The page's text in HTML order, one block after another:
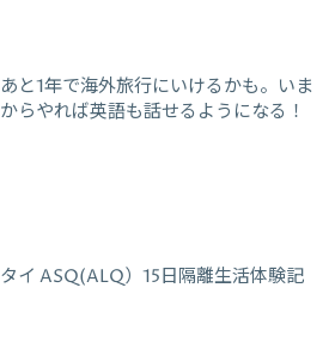
あと1年で海外旅行にいけるかも。いま
からやれば英語も話せるようになる！
タイ ASQ(ALQ）15日隔離生活体験記